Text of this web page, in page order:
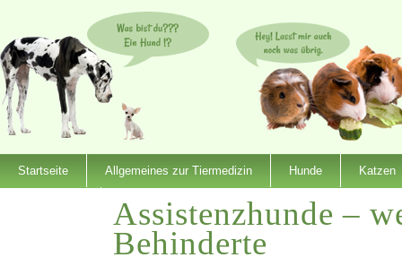
Startseite Allgemeines zur Tiermedizin Hunde Katzen
Assistenzhunde –
Behinderte